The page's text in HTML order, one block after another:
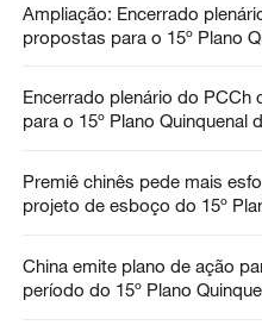
Ampliação: Encerrado
propostas para o 15º Plano
Encerrado plenário do
para o 15º Plano Quinquenal
Premiê chinês pede mais
projeto de esboço do 15º
China emite plano de ação
período do 15º Plano